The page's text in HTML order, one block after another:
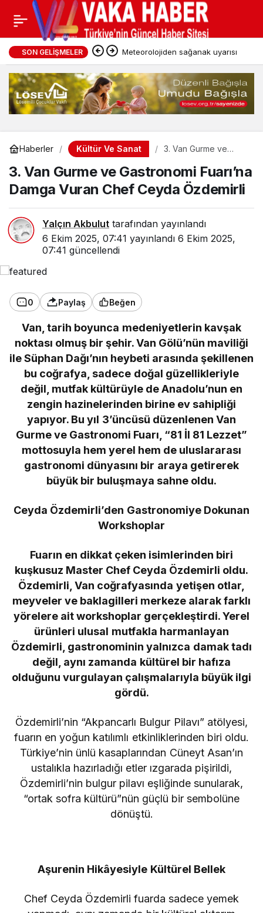
SON GELIŞMELER
Meteorolojiden sağanak uyarısı
Haberler Kültür Ve Sanat
3. Van Gurme ve
Damga Vuran Chef
Ceyda Özdemirli
3. Van Gurme ve Gastronomi Fuarı’na
Damga Vuran Chef Ceyda Özdemirli
Yalçın Akbulut tarafından yayınlandı
6 Ekim 2025, 07:41 yayınlandı 6 Ekim 2025,
07:41 güncellendi
0 Paylaş Beğen
Van, tarih boyunca medeniyetlerin kavşak
noktası olmuş bir şehir. Van Gölü’nün maviliği
ile Süphan Dağı’nın heybeti arasında şekillenen
bu coğrafya, sadece doğal güzellikleriyle
değil, mutfak kültürüyle de Anadolu’nun en
zengin hazinelerinden birine ev sahipliği
yapıyor. Bu yıl 3’üncüsü düzenlenen Van
Gurme ve Gastronomi Fuarı, “81 İl 81 Lezzet”
mottosuyla hem yerel hem de uluslararası
gastronomi dünyasını bir araya getirerek
büyük bir buluşmaya sahne oldu.
Ceyda Özdemirli’den Gastronomiye Dokunan
Workshoplar
Fuarın en dikkat çeken isimlerinden biri
kuşkusuz Master Chef Ceyda Özdemirli oldu.
Özdemirli, Van coğrafyasında yetişen otlar,
meyveler ve baklagilleri merkeze alarak farklı
yörelere ait workshoplar gerçekleştirdi. Yerel
ürünleri ulusal mutfakla harmanlayan
Özdemirli, gastronominin yalnızca damak tadı
değil, aynı zamanda kültürel bir hafıza
olduğunu vurgulayan çalışmalarıyla büyük ilgi
gördü.
Özdemirli’nin “Akpancarlı Bulgur Pilavı” atölyesi,
fuarın en yoğun katılımlı etkinliklerinden biri oldu.
Türkiye’nin ünlü kasaplarından Cüneyt Asan’ın
ustalıkla hazırladığı etler ızgarada pişirildi,
Özdemirli’nin bulgur pilavı eşliğinde sunularak,
“ortak sofra kültürü”nün güçlü bir sembolüne
dönüştü.
Aşurenin Hikâyesiyle Kültürel Bellek
Chef Ceyda Özdemirli fuarda sadece yemek